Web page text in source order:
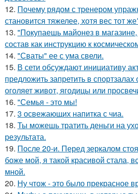
12. Почему рядом с тренером
становится тяжелее, хотя вес тот
13. "Покупаешь майонез в
состав как инструкцию к
14. "Сваты" ее с ума свели.
15. В сети обсуждают инициативу
предложить запретить в
оголяет живот, ягодицы или
16. "Семья - это мы!
17. 3 освежающих напитка с чиа.
18. Ты можешь тратить деньги на
результата.
19. После 20-и. Перед зеркалом
боже мой, я такой красивой стала,
мной.
20. Ну чтож - это было прекрасное